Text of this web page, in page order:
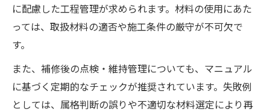
に配慮した工程管理が求められます。材料の使用にあた
っては、取扱材料の適否や施工条件の厳守が不可欠で
す。
また、補修後の点検・維持管理についても、マニュアル
に基づく定期的なチェックが推奨されています。失敗例
としては、属格判断の誤りや不適切な材料選定により再